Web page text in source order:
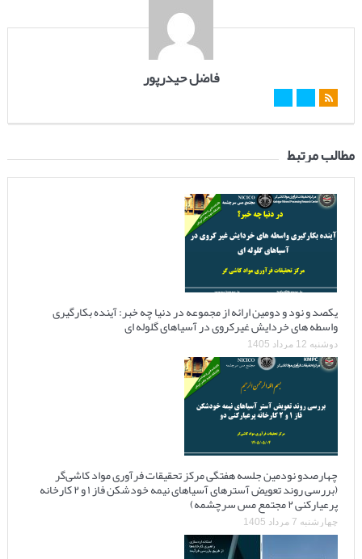
فاضل حیدرپور
مطالب مرتبط
یکصد و نود و دومین ارائه از مجموعه در دنیا چه خبر: آینده بکارگیری
واسطه های خردایش غیرکروی در آسیاهای گلوله ای
دوشنبه 12 مرداد 1405
چهارصدو نودمین جلسه هفتگی مرکز تحقیقات فرآوری مواد کاشی‌گر
(بررسی روند تعویض آسترهای آسیاهای نیمه خودشکن فاز ۱ و ۲ کارخانه
پرعیارکنی ۲ مجتمع مس سرچشمه)
چهارشنبه 7 مرداد 1405